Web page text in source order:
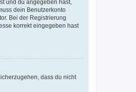
und du angegeben hast,
dein Benutzerkonto
Bei der Registrierung
korrekt eingegeben hast
dass du nicht